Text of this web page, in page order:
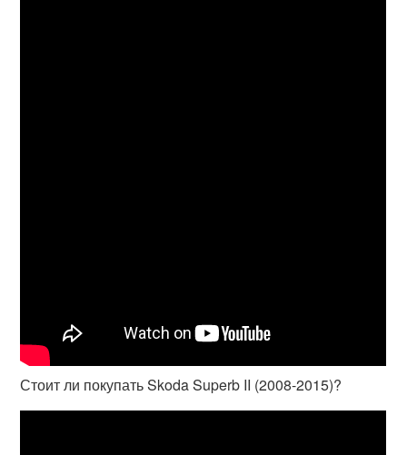
Стоит ли покупать Skoda Superb II (2008-2015)?